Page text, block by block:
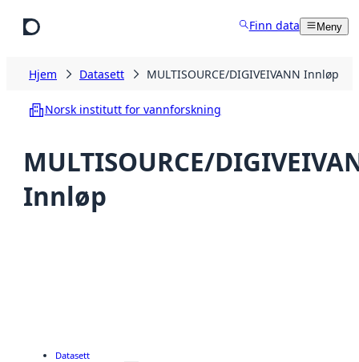
Finn data Meny
Hjem Datasett MULTISOURCE/DIGIVEIVANN Innløp
Norsk institutt for vannforskning
MULTISOURCE/
Innløp
Datasett